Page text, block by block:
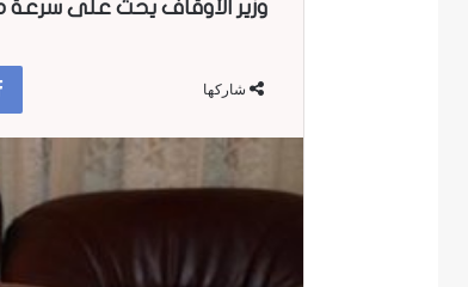
وزير الأوقاف يحث على سرعة
شاركها